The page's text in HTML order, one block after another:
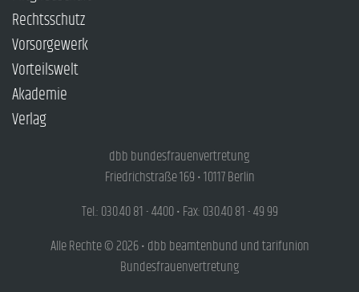
Rechtsschutz
Vorsorgewerk
Vorteilswelt
Akademie
Verlag
dbb bundesfrauenvertretung
Friedrichstraße 169 • 10117 Berlin
Tel.: 030.40 81 - 4400 • Fax: 030.40 81 - 49 99
Alle Rechte © 2026 • dbb beamtenbund und tarifunion
Bundesfrauenvertretung